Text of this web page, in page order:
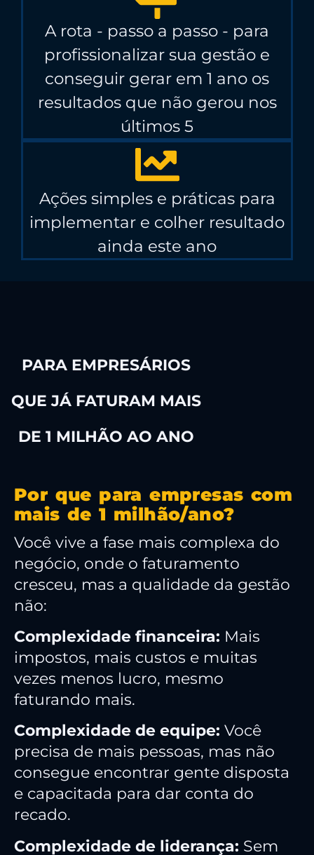
A rota - passo a passo - para
profissionalizar sua gestão e
conseguir gerar em 1 ano os
resultados que não gerou nos
últimos 5
Ações simples e práticas para
implementar e colher resultado
ainda este ano
PARA EMPRESÁRIOS
QUE JÁ FATURAM MAIS
DE 1 MILHÃO AO ANO
Por que para empresas com
mais de 1 milhão/ano?
Você vive a fase mais complexa do
negócio, onde o faturamento
cresceu, mas a qualidade da gestão
não:
Complexidade financeira: Mais
impostos, mais custos e muitas
vezes menos lucro, mesmo
faturando mais.
Complexidade de equipe: Você
precisa de mais pessoas, mas não
consegue encontrar gente disposta
e capacitada para dar conta do
recado.
Complexidade de liderança: Sem